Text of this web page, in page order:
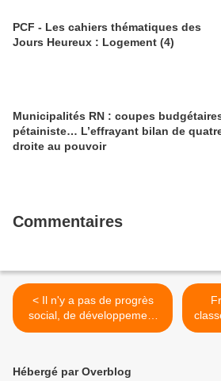
PCF - Les cahiers thématiques des
Jours Heureux : Logement (4)
Municipalités RN : coupes
pétainiste… L’effrayant bilan de
droite au pouvoir
Commentaires
< Il n'y a pas de progrès
social, de développement
économique pérenne et
développée (déclaration
Hébergé par Overblog